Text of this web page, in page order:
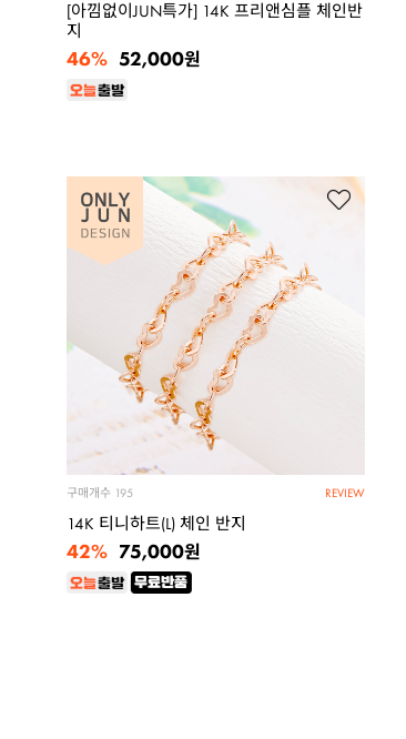
[아낌없이JUN특가] 14K 프리앤심플 체인반
지
52,000원
46%
REVIEW
구매개수 195
14K 티니하트(L) 체인 반지
75,000원
42%